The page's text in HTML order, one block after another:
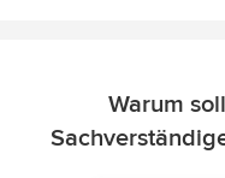
Warum